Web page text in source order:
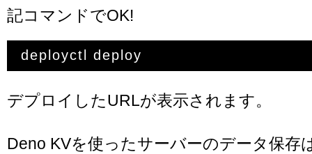
記コマンドでOK!
デプロイしたURLが表示されます。
Deno KVを使ったサーバーのデータ保存